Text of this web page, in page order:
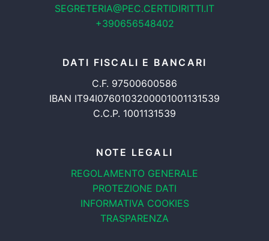
SEGRETERIA@PEC.CERTIDIRITTI.IT
+390656548402
DATI FISCALI E BANCARI
C.F. 97500600586
IBAN IT94I0760103200001001131539
C.C.P. 1001131539
NOTE LEGALI
REGOLAMENTO GENERALE
PROTEZIONE DATI
INFORMATIVA COOKIES
TRASPARENZA